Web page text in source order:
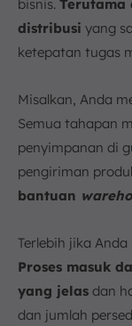
bisnis. Terutama
distribusi yang
ketepatan tugas
Misalkan, Anda
Semua tahapan
penyimpanan di
pengiriman
bantuan
Terlebih jika
Proses masuk
yang jelas dan
dan jumlah